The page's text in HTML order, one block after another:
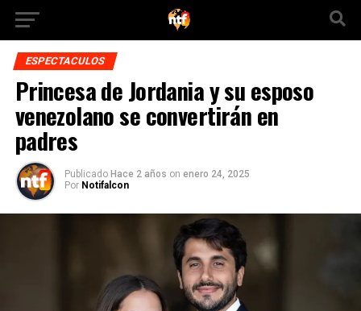
ESPECTACULOS
Princesa de Jordania y su esposo
venezolano se convertirán en
padres
Publicado Hace 2 años on enero 24, 2025
Por Notifalcon